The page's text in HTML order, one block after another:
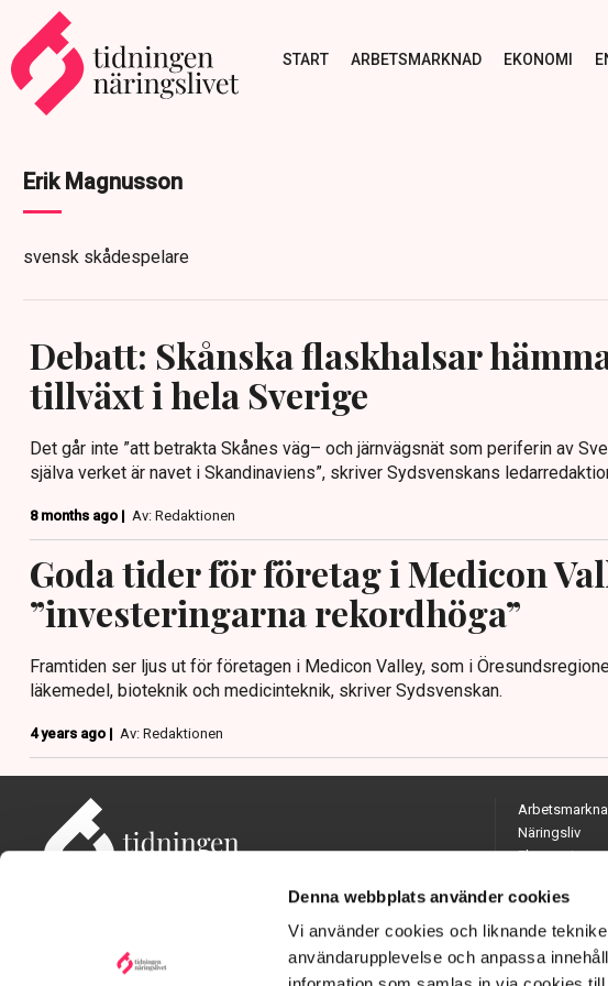
Denna webbplats använder cookies
Vi använder cookies och liknande
användarupplevelse och anpassa
START ARBETSMARKNAD EKONOMI
Erik Magnusson
svensk skådespelare
Debatt: Skånska flaskhalsar
tillväxt i hela Sverige
Det går inte ”att betrakta Skånes väg– och järnvägsnät som periferin av
själva verket är navet i Skandinaviens”, skriver Sydsvenskans
8 months ago | Av: Redaktionen
Goda tider för företag i Medicon
”investeringarna rekordhöga”
Framtiden ser ljus ut för företagen i Medicon Valley, som i
läkemedel, bioteknik och medicinteknik, skriver Sydsvenskan.
4 years ago | Av: Redaktionen
Näringsliv
Ekonomi
Opinion
Hållbarhet
Utrikes